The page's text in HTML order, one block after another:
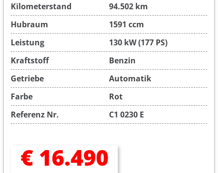
Kilometerstand
94.502 km
Hubraum
1591 ccm
Leistung
130 kW (177 PS)
Kraftstoff
Benzin
Getriebe
Automatik
Farbe
Rot
Referenz Nr.
C1 0230 E
€ 16.490